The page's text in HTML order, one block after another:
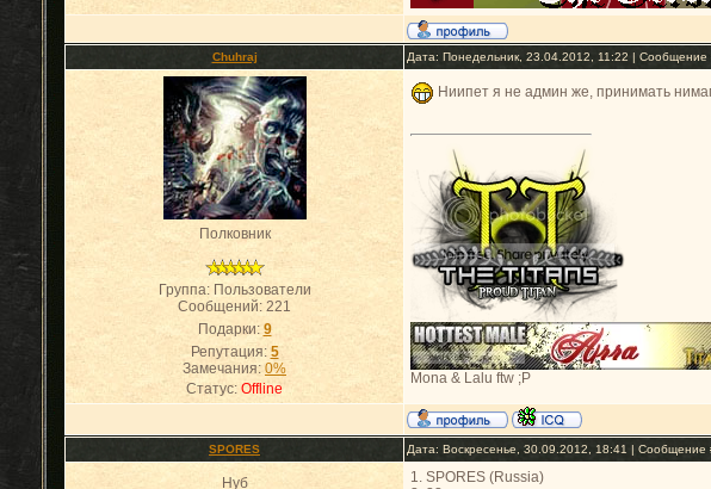
Chuhraj Дата: Понедельник, 23.04.2012, 11:22 | Сообщение
Полковник
Группа: Пользователи
Сообщений: 221
Подарки: 9
Репутация: 5
Замечания: 0%
Статус: Offline
Ниипет я не админ же, принимать
Mona & Lalu ftw ;P
SPORES Дата: Воскресенье, 30.09.2012, 18:41 | Сообщение
Нуб
1. SPORES (Russia)